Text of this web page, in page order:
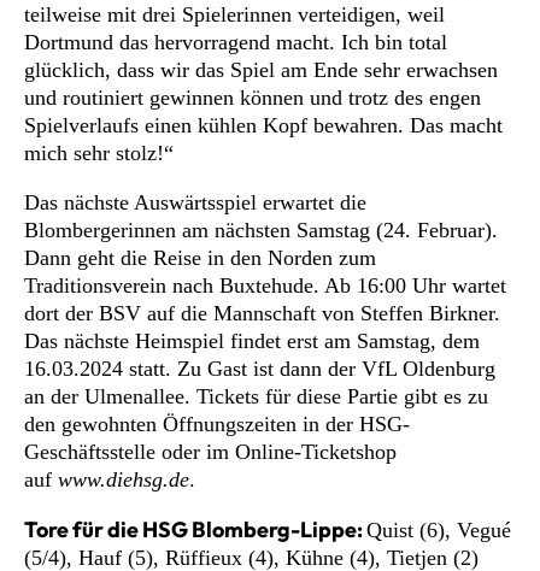
teilweise mit drei Spielerinnen verteidigen, weil
Dortmund das hervorragend macht. Ich bin total
glücklich, dass wir das Spiel am Ende sehr erwachsen
und routiniert gewinnen können und trotz des engen
Spielverlaufs einen kühlen Kopf bewahren. Das macht
mich sehr stolz!“
Das nächste Auswärtsspiel erwartet die
Blombergerinnen am nächsten Samstag (24. Februar).
Dann geht die Reise in den Norden zum
Traditionsverein nach Buxtehude. Ab 16:00 Uhr wartet
dort der BSV auf die Mannschaft von Steffen Birkner.
Das nächste Heimspiel findet erst am Samstag, dem
16.03.2024 statt. Zu Gast ist dann der VfL Oldenburg
an der Ulmenallee. Tickets für diese Partie gibt es zu
den gewohnten Öffnungszeiten in der HSG-
Geschäftsstelle oder im Online-Ticketshop
auf www.diehsg.de.
Tore für die HSG Blomberg-Lippe:Quist (6), Vegué
(5/4), Hauf (5), Rüffieux (4), Kühne (4), Tietjen (2)